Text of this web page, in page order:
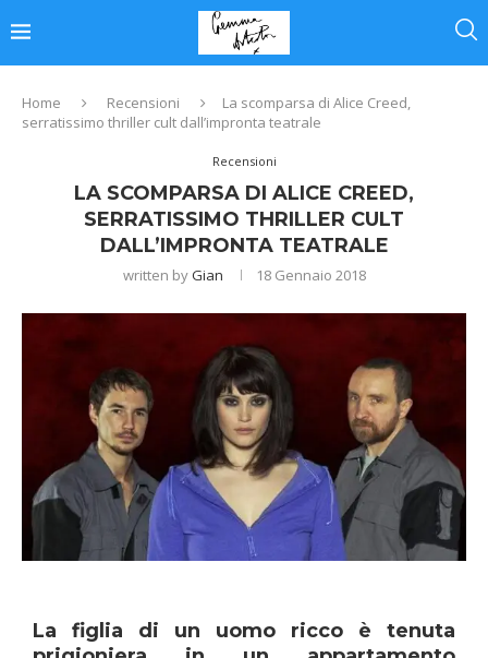
Home Recensioni
La scomparsa di Alice Creed,
serratissimo thriller cult dall’impronta teatrale
Recensioni
LA SCOMPARSA DI ALICE CREED,
SERRATISSIMO THRILLER CULT
DALL’IMPRONTA TEATRALE
written byGian 18 Gennaio 2018
La figlia di un uomo ricco è tenuta